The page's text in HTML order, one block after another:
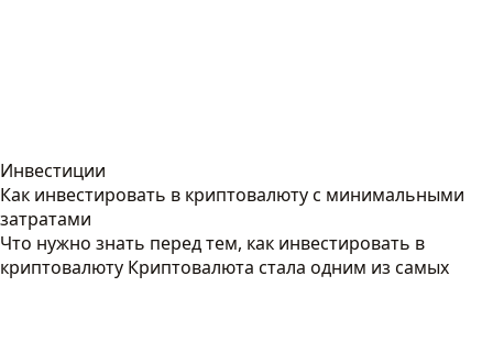
Инвестиции
Как инвестировать в криптовалюту с минимальными
затратами
Что нужно знать перед тем, как инвестировать в
криптовалюту Криптовалюта стала одним из самых